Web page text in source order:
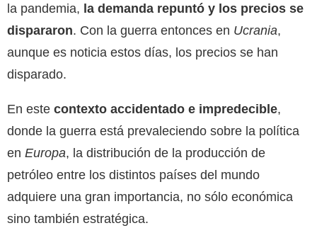
la pandemia, la demanda repuntó y los precios se
dispararon. Con la guerra entonces en Ucrania,
aunque es noticia estos días, los precios se han
disparado.
En este contexto accidentado e impredecible,
donde la guerra está prevaleciendo sobre la política
en Europa, la distribución de la producción de
petróleo entre los distintos países del mundo
adquiere una gran importancia, no sólo económica
sino también estratégica.